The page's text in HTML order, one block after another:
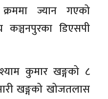
ज्यान गएको
कञ्चनपुरका डिएसपी
कुमार खङ्गको ८
खङ्गको खोजतलास